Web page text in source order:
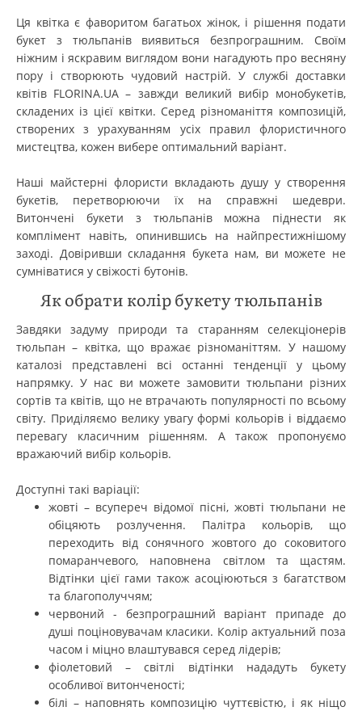
Ця квітка є фаворитом багатьох жінок, і рішення подати
букет з тюльпанів виявиться безпрограшним. Своїм
ніжним і яскравим виглядом вони нагадують про весняну
пору і створюють чудовий настрій. У службі доставки
квітів FLORINA.UA – завжди великий вибір монобукетів,
складених із цієї квітки. Серед різноманіття композицій,
створених з урахуванням усіх правил флористичного
мистецтва, кожен вибере оптимальний варіант.
Наші майстерні флористи вкладають душу у створення
букетів, перетворюючи їх на справжні шедеври.
Витончені букети з тюльпанів можна піднести як
комплімент навіть, опинившись на найпрестижнішому
заході. Довіривши складання букета нам, ви можете не
сумніватися у свіжості бутонів.
Як обрати колір букету тюльпанів
Завдяки задуму природи та старанням селекціонерів
тюльпан – квітка, що вражає різноманіттям. У нашому
каталозі представлені всі останні тенденції у цьому
напрямку. У нас ви можете замовити тюльпани різних
сортів та квітів, що не втрачають популярності по всьому
світу. Приділяємо велику увагу формі кольорів і віддаємо
перевагу класичним рішенням. А також пропонуємо
вражаючий вибір кольорів.
Доступні такі варіації:
жовті – всупереч відомої пісні, жовті тюльпани не
обіцяють розлучення. Палітра кольорів, що
переходить від сонячного жовтого до соковитого
помаранчевого, наповнена світлом та щастям.
Відтінки цієї гами також асоціюються з багатством
та благополуччям;
червоний - безпрограшний варіант припаде до
душі поціновувачам класики. Колір актуальний поза
часом і міцно влаштувався серед лідерів;
фіолетовий – світлі відтінки нададуть букету
особливої витонченості;
білі – наповнять композицію чуттєвістю, і як ніщо